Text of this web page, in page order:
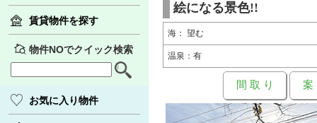
賃貸物件を探す
物件NOでクイック検索
お気に入り物件
絵になる景色!!
海： 望む
温泉：有
間 取 り 案